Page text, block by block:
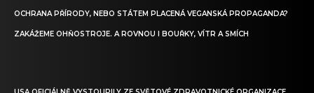
OCHRANA PŘÍRODY, NEBO STÁTEM PLACENÁ VEGANSKÁ PROPAGANDA?
ZAKÁŽEME OHŇOSTROJE. A ROVNOU I BOUŘKY, VÍTR A SMÍCH